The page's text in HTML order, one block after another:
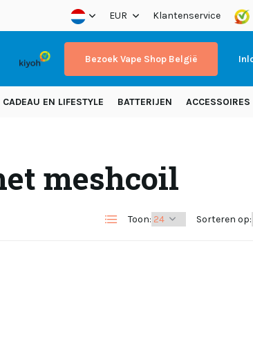
Gratis verzending vanaf 50 euro (NL)
EUR Klantenservice
Bezoek Vape Shop België
CADEAU EN LIFESTYLE BATTERIJEN ACCESSOIRES
meshcoil
Toon: Sorteren op: